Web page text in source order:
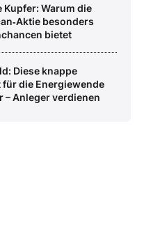
Kupfer: Warum die
besonders
bietet
Diese knappe
für die Energiewende
– Anleger verdienen